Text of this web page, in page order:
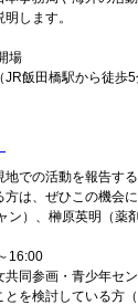
します。
場
飯田橋駅から徒歩5
での活動を報告す
は、ぜひこの機会に
）、榊原英明（薬剤
16:00
同参画・青少年セン
を検討している方